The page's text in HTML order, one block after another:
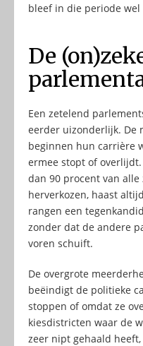
bleef in die periode
De
Een zetelend
eerder uizonderlijk. De
beginnen hun carrière
ermee stopt of
dan 90 procent van
herverkozen, haast
rangen een
zonder dat de andere
voren schuift.
De overgrote
beëindigt de politieke
stoppen of omdat ze
kiesdistricten waar de
zeer nipt gehaald